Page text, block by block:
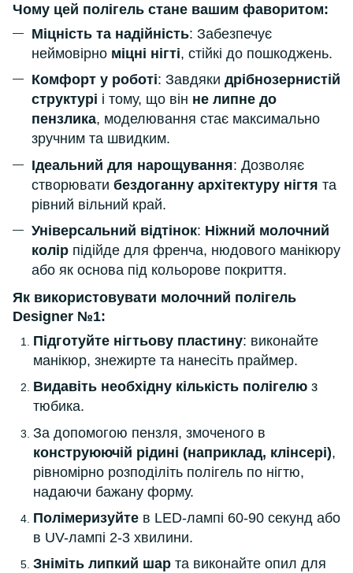
Чому цей полігель стане вашим фаворитом:
Міцність та надійність: Забезпечує
неймовірно міцні нігті, стійкі до пошкоджень.
Комфорт у роботі: Завдяки дрібнозернистій
структурі і тому, що він не липне до
пензлика, моделювання стає максимально
зручним та швидким.
Ідеальний для нарощування: Дозволяє
створювати бездоганну архітектуру нігтя та
рівний вільний край.
Універсальний відтінок: Ніжний молочний
колір підійде для френча, нюдового манікюру
або як основа під кольорове покриття.
Як використовувати молочний полігель
Designer №1:
Підготуйте нігтьову пластину: виконайте
манікюр, знежирте та нанесіть праймер.
Видавіть необхідну кількість полігелю з
тюбика.
За допомогою пензля, змоченого в
конструюючій рідині (наприклад, клінсері),
рівномірно розподіліть полігель по нігтю,
надаючи бажану форму.
Полімеризуйте в LED-лампі 60-90 секунд або
в UV-лампі 2-3 хвилини.
Зніміть липкий шар та виконайте опил для